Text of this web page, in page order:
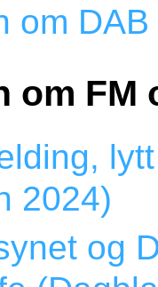
om
om FM
2024)
og